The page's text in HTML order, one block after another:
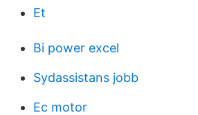
Et
Bi power excel
Sydassistans jobb
Ec motor